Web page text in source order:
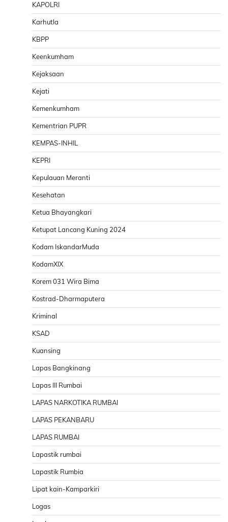
KAPOLRI
Karhutla
KBPP
Keenkumham
Kejaksaan
Kejati
Kemenkumham
Kementrian PUPR
KEMPAS-INHIL
KEPRI
Kepulauan Meranti
Kesehatan
Ketua Bhayangkari
Ketupat Lancang Kuning 2024
Kodam IskandarMuda
KodamXIX
Korem 031 Wira Bima
Kostrad-Dharmaputera
Kriminal
KSAD
Kuansing
Lapas Bangkinang
Lapas III Rumbai
LAPAS NARKOTIKA RUMBAI
LAPAS PEKANBARU
LAPAS RUMBAI
Lapastik rumbai
Lapastik Rumbia
Lipat kain-Kamparkiri
Logas